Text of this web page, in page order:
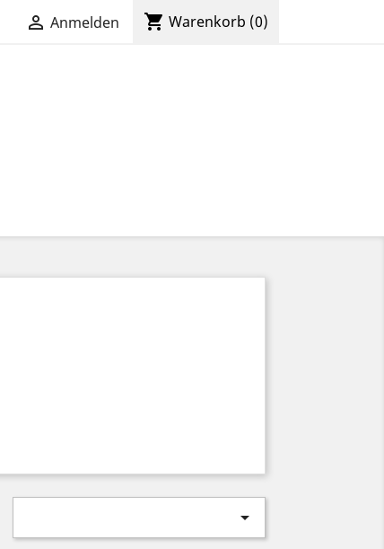
 Anmelden shopping_cart Warenkorb (0)
